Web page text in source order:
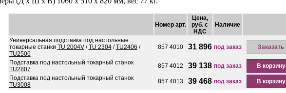
Номер арт.
Цена,
руб. с
НДС
Наличие
Универсальная подставка под настольные
токарные станки TU 2004V/TU 2304/TU2406 /
TU2506
857 4010 31 896 под заказ Заказать
Подставка под настольный токарный станок
TU2807
857 4012 39 138 под заказ
В корзину
Подставка под настольный токарный станок
TU3008
857 4013 39 468 под заказ В корзину